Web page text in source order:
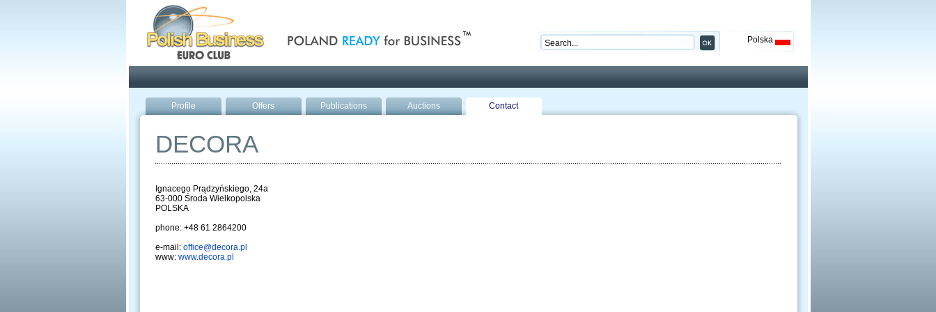
Polska
Profile Offers Publications Auctions Contact
DECORA
Ignacego Prądzyńskiego, 24a
63-000 Środa Wielkopolska
POLSKA
phone: +48 61 2864200
e-mail: office@decora.pl
www: www.decora.pl